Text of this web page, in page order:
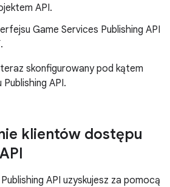
API.
Game Services Publishing API
.
skonfigurowany pod kątem
API.
klientów dostępu
API uzyskujesz za pomocą